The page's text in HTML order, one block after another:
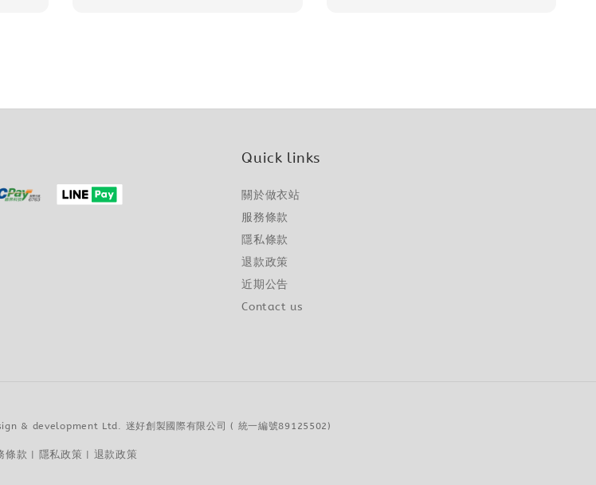
Quick links
關於做衣站
服務條款
隱私條款
退款政策
近期公告
Contact us
& development Ltd. 迷好創製國際有限公司 ( 統一編號89125502)
條款 | 隱私政策 | 退款政策